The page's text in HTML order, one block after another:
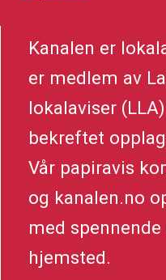
Kanalen er
er medlem av
lokalaviser
bekreftet
Vår papiravis
og kanalen.no
med
hjemsted.